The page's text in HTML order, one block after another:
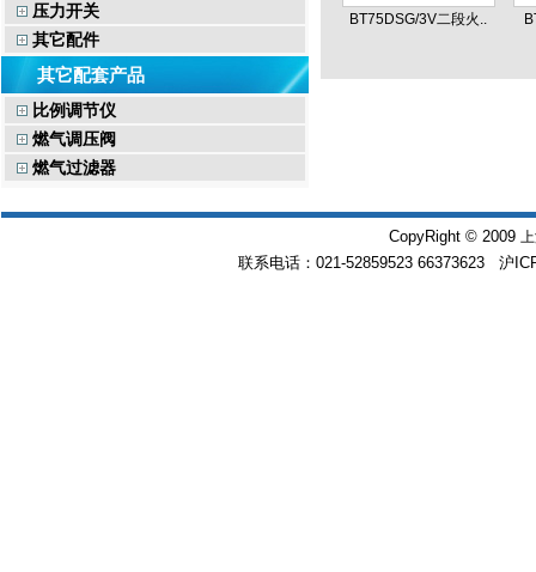
压力开关
其它配件
其它配套产品
比例调节仪
燃气调压阀
燃气过滤器
BT75DSG/3V二段火..
CopyRight © 2009
联系电话：021-52859523 66373623 沪